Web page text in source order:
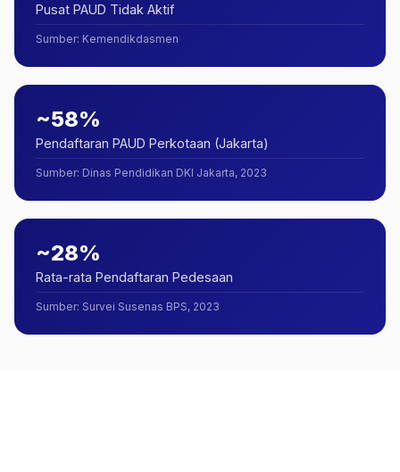
Pusat PAUD Tidak Aktif
Sumber: Kemendikdasmen
~58%
Pendaftaran PAUD Perkotaan (Jakarta)
Sumber: Dinas Pendidikan DKI Jakarta, 2023
~28%
Rata-rata Pendaftaran Pedesaan
Sumber: Survei Susenas BPS, 2023